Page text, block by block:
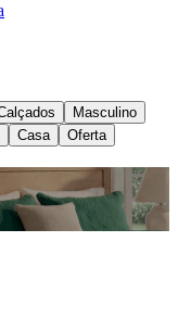
Masculino
Casa Oferta